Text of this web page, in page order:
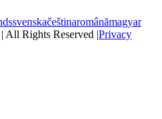
svenskačeštinaromânămagyar
All Rights Reserved |Privacy